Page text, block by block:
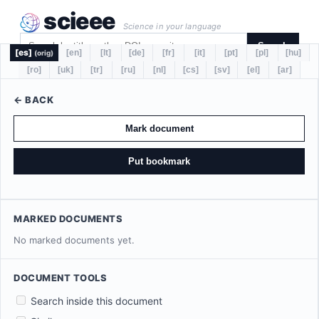
scieee Science in your language
Search
[es] (orig) [en] [lt] [de] [fr] [it] [pt] [pl]
[hu]
[ro]
[uk] [tr] [ru] [nl] [cs] [sv] [el] [ar]
← BACK
Mark document
Put bookmark
MARKED DOCUMENTS
No marked documents yet.
DOCUMENT TOOLS
Search inside this document